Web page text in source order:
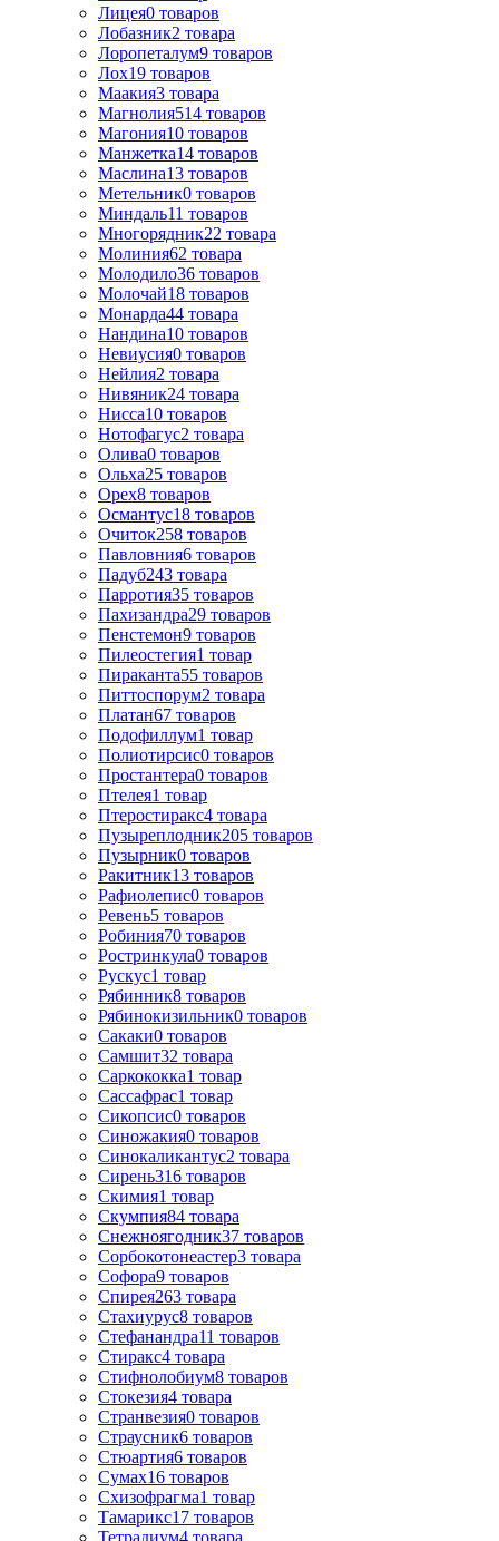
Лицея0 товаров
Лобазник2 товара
Лоропеталум9 товаров
Лох19 товаров
Маакия3 товара
Магнолия514 товаров
Магония10 товаров
Манжетка14 товаров
Маслина13 товаров
Метельник0 товаров
Миндаль11 товаров
Многорядник22 товара
Молиния62 товара
Молодило36 товаров
Молочай18 товаров
Монарда44 товара
Нандина10 товаров
Невиусия0 товаров
Нейлия2 товара
Нивяник24 товара
Нисса10 товаров
Нотофагус2 товара
Олива0 товаров
Ольха25 товаров
Орех8 товаров
Османтус18 товаров
Очиток258 товаров
Павловния6 товаров
Падуб243 товара
Парротия35 товаров
Пахизандра29 товаров
Пенстемон9 товаров
Пилеостегия1 товар
Пираканта55 товаров
Питтоспорум2 товара
Платан67 товаров
Подофиллум1 товар
Полиотирсис0 товаров
Простантера0 товаров
Птелея1 товар
Птеростиракс4 товара
Пузыреплодник205 товаров
Пузырник0 товаров
Ракитник13 товаров
Рафиолепис0 товаров
Ревень5 товаров
Робиния70 товаров
Ростринкула0 товаров
Рускус1 товар
Рябинник8 товаров
Рябинокизильник0 товаров
Сакаки0 товаров
Самшит32 товара
Саркококка1 товар
Сассафрас1 товар
Сикопсис0 товаров
Синожакия0 товаров
Синокаликантус2 товара
Сирень316 товаров
Скимия1 товар
Скумпия84 товара
Снежноягодник37 товаров
Сорбокотонеастер3 товара
Софора9 товаров
Спирея263 товара
Стахиурус8 товаров
Стефанандра11 товаров
Стиракс4 товара
Стифнолобиум8 товаров
Стокезия4 товара
Странвезия0 товаров
Страусник6 товаров
Стюартия6 товаров
Сумах16 товаров
Схизофрагма1 товар
Тамарикс17 товаров
Тетрадиум4 товара